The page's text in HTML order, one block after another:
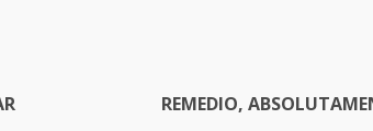
REMEDIO,